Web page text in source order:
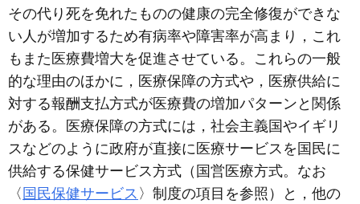
その代り死を免れたものの健康の完全修復ができな
い人が増加するため有病率や障害率が高まり，これ
もまた医療費増大を促進させている。これらの一般
的な理由のほかに，医療保障の方式や，医療供給に
対する報酬支払方式が医療費の増加パターンと関係
がある。医療保障の方式には，社会主義国やイギリ
スなどのように政府が直接に医療サービスを国民に
供給する保健サービス方式（国営医療方式。なお
〈 国民保健サービス 〉制度の項目を参照）と，他の